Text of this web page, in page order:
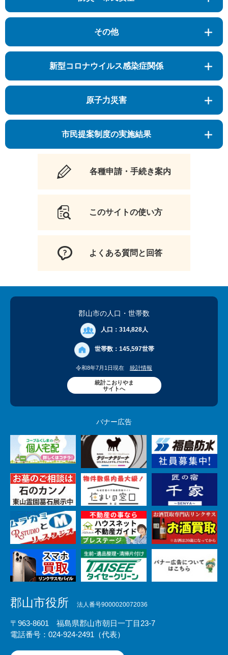
その他
新型コロナウイルス感染症関係
原子力災害
市民提案制度の実施結果
各種申請・手続き案内
このサイトの使い方
よくある質問と回答
郡山市の人口 ・世帯数
人口： 314,828人
世帯数： 145,597世帯
令和8年7月1日現在 統計情報
統計こおりやま
サイトへ
バナー広告
郡山市役所 法人番号9000020072036
〒963-8601 福島県郡山市朝日一丁目23-7
電話番号：024-924-2491（代表）